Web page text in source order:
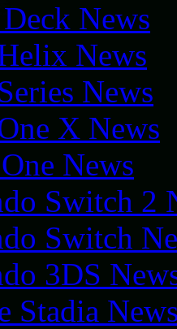
News
News
News
X News
News
Switch 2
Switch
3DS
Stadia